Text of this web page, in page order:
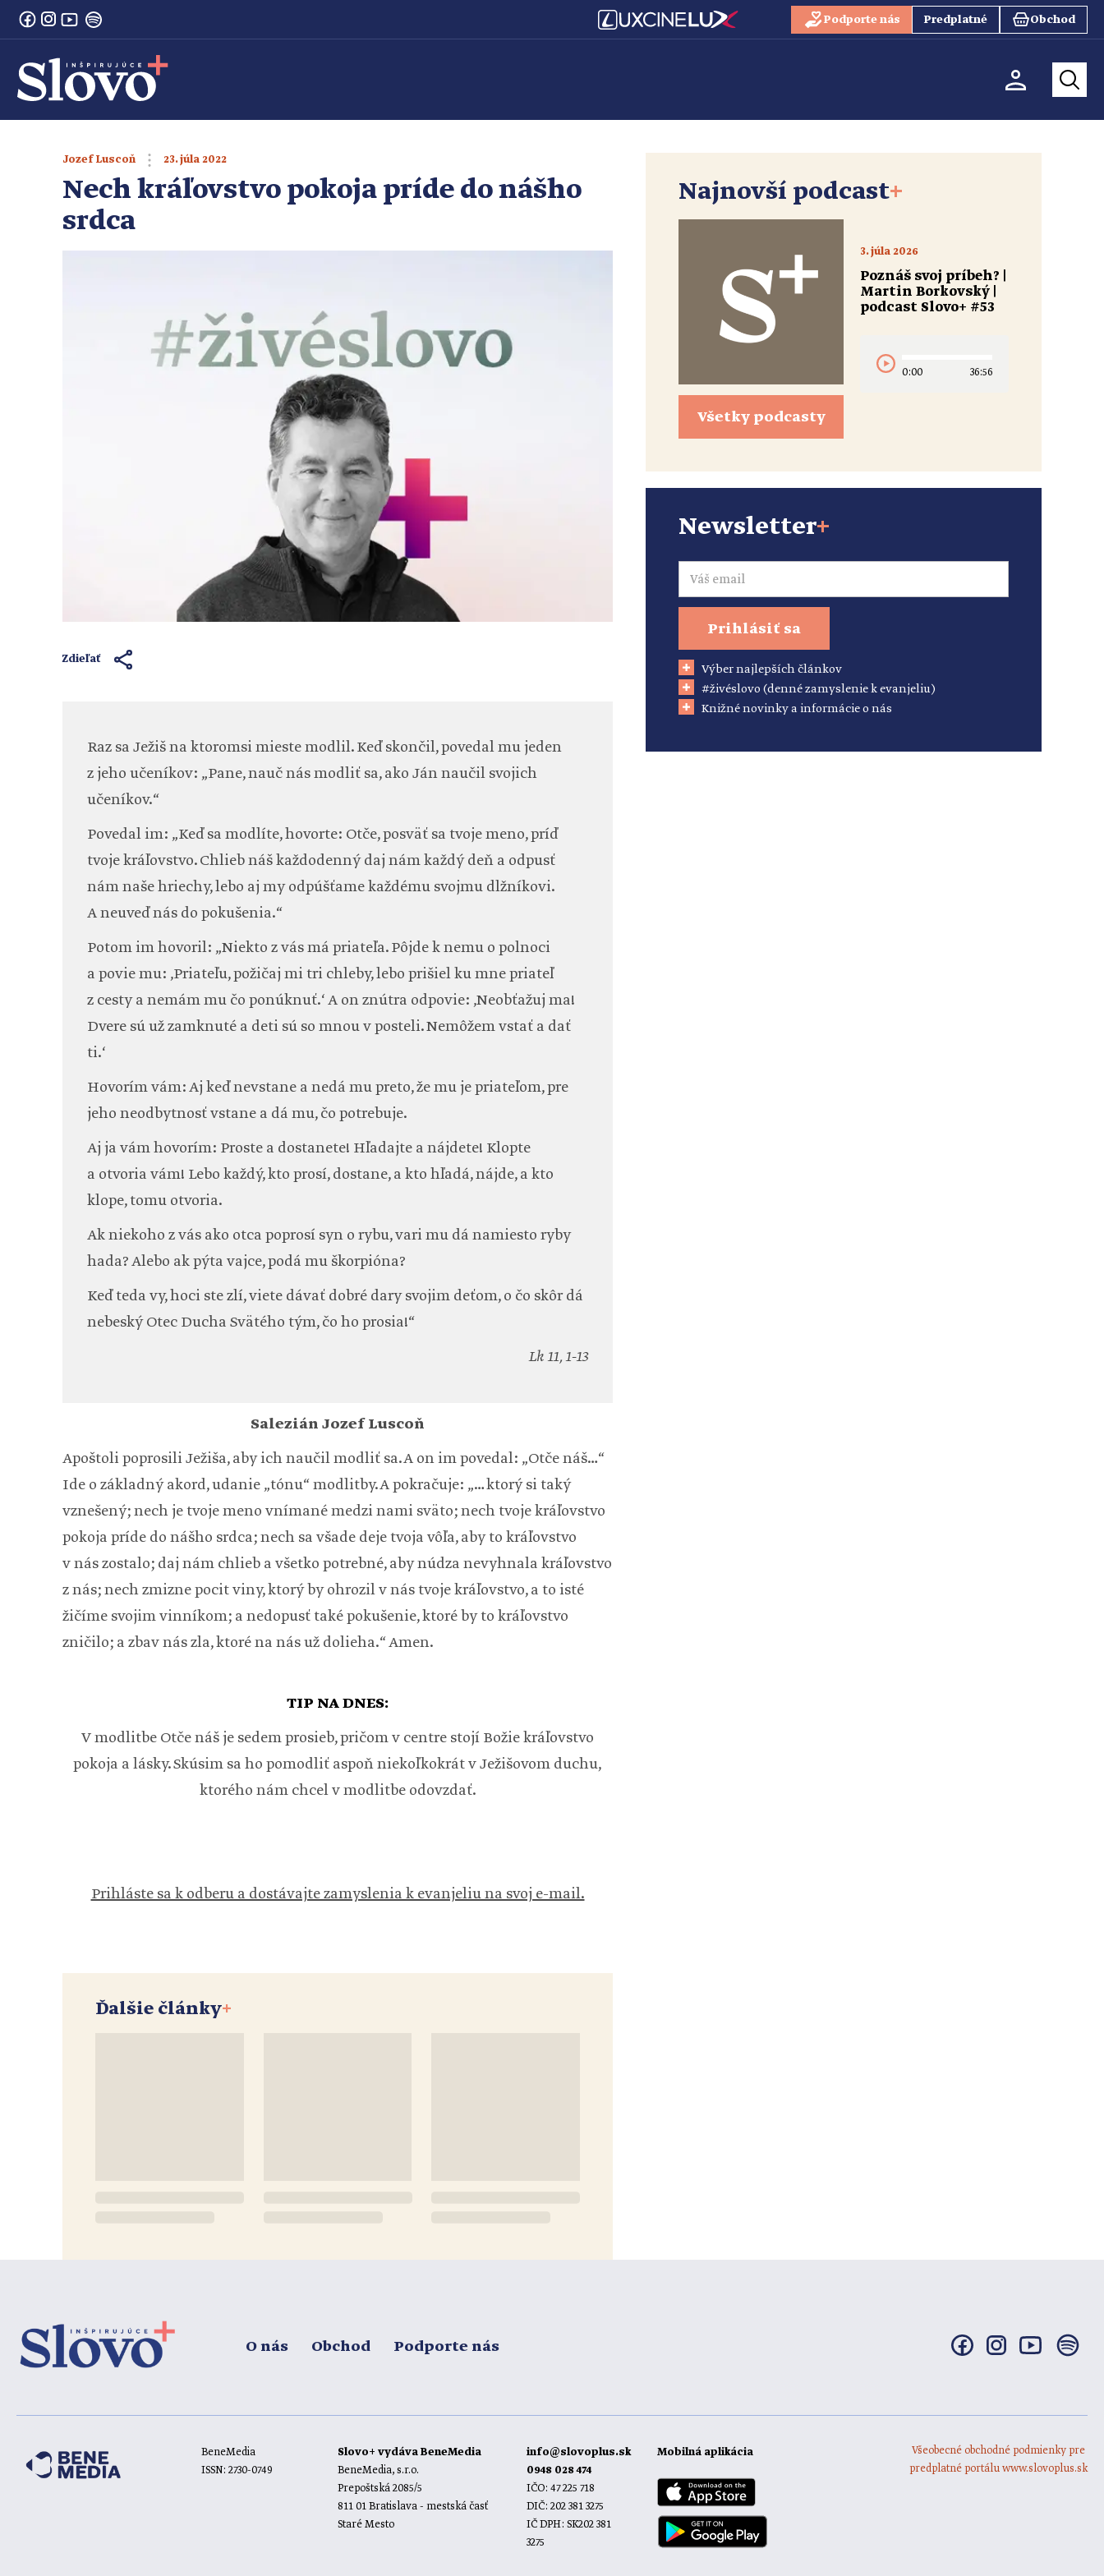
Podporte nás Predplatné Obchod
Jozef Luscoň 23. júla 2022
Nech kráľovstvo pokoja príde do nášho
srdca
Zdieľať
Raz sa Ježiš na ktoromsi mieste modlil. Keď skončil, povedal mu jeden
z jeho učeníkov: „Pane, nauč nás modliť sa, ako Ján naučil svojich
učeníkov.“
Povedal im: „Keď sa modlíte, hovorte: Otče, posväť sa tvoje meno, príď
tvoje kráľovstvo. Chlieb náš každodenný daj nám každý deň a odpusť
nám naše hriechy, lebo aj my odpúšťame každému svojmu dlžníkovi.
A neuveď nás do pokušenia.“
Potom im hovoril: „Niekto z vás má priateľa. Pôjde k nemu o polnoci
a povie mu: ‚Priateľu, požičaj mi tri chleby, lebo prišiel ku mne priateľ
z cesty a nemám mu čo ponúknuť.‘ A on znútra odpovie: ‚Neobťažuj ma!
Dvere sú už zamknuté a deti sú so mnou v posteli. Nemôžem vstať a dať
ti.‘
Hovorím vám: Aj keď nevstane a nedá mu preto, že mu je priateľom, pre
jeho neodbytnosť vstane a dá mu, čo potrebuje.
Aj ja vám hovorím: Proste a dostanete! Hľadajte a nájdete! Klopte
a otvoria vám! Lebo každý, kto prosí, dostane, a kto hľadá, nájde, a kto
klope, tomu otvoria.
Ak niekoho z vás ako otca poprosí syn o rybu, vari mu dá namiesto ryby
hada? Alebo ak pýta vajce, podá mu škorpióna?
Keď teda vy, hoci ste zlí, viete dávať dobré dary svojim deťom, o čo skôr dá
nebeský Otec Ducha Svätého tým, čo ho prosia!“
Lk 11, 1-13
Salezián Jozef Luscoň
Apoštoli poprosili Ježiša, aby ich naučil modliť sa. A on im povedal: „Otče náš…“
Ide o základný akord, udanie „tónu“ modlitby. A pokračuje: „… ktorý si taký
vznešený; nech je tvoje meno vnímané medzi nami sväto; nech tvoje kráľovstvo
pokoja príde do nášho srdca; nech sa všade deje tvoja vôľa, aby to kráľovstvo
v nás zostalo; daj nám chlieb a všetko potrebné, aby núdza nevyhnala kráľovstvo
z nás; nech zmizne pocit viny, ktorý by ohrozil v nás tvoje kráľovstvo, a to isté
žičíme svojim vinníkom; a nedopusť také pokušenie, ktoré by to kráľovstvo
zničilo; a zbav nás zla, ktoré na nás už dolieha.“ Amen.
TIP NA DNES:
V modlitbe Otče náš je sedem prosieb, pričom v centre stojí Božie kráľovstvo
pokoja a lásky. Skúsim sa ho pomodliť aspoň niekoľkokrát v Ježišovom duchu,
ktorého nám chcel v modlitbe odovzdať.
Prihláste sa k odberu a dostávajte zamyslenia k evanjeliu na svoj e-mail.
Ďalšie články+
Najnovší podcast+
Všetky podcasty
3. júla 2026
Poznáš svoj príbeh? |
Martin Borkovský |
podcast Slovo+ #53
0:00 36:56
Newsletter+
Email
Prihlásiť sa
Výber najlepších článkov
#živéslovo (denné zamyslenie k evanjeliu)
Knižné novinky a informácie o nás
O nás Obchod Podporte nás
BeneMedia
ISSN: 2730-0749
Slovo+ vydáva BeneMedia
BeneMedia, s.r.o.
Prepoštská 2085/5
811 01 Bratislava - mestská časť
Staré Mesto
info@slovoplus.sk
0948 028 474
IČO: 47 225 718
DIČ: 202 381 3275
IČ DPH: SK202 381
3275
Mobilná aplikácia
Všeobecné obchodné podmienky pre
predplatné portálu www.slovoplus.sk